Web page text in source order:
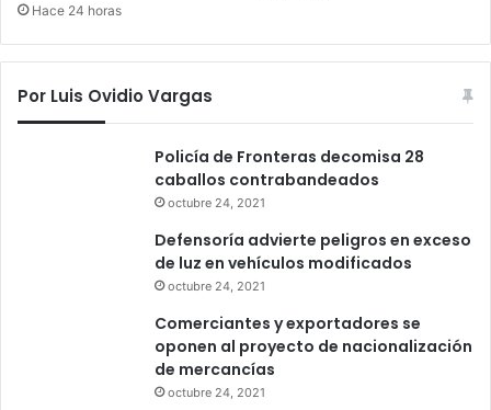
Hace 24 horas
Por Luis Ovidio Vargas
Policía de Fronteras decomisa 28
caballos contrabandeados
octubre 24, 2021
Defensoría advierte peligros en exceso
de luz en vehículos modificados
octubre 24, 2021
Comerciantes y exportadores se
oponen al proyecto de nacionalización
de mercancías
octubre 24, 2021